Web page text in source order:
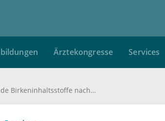
Ärztekongresse Services
Entzündungshemmende Birkeninhaltsstoffe nachhaltig nutzen